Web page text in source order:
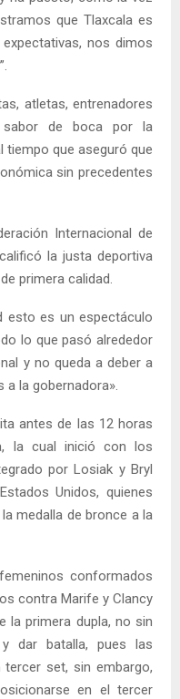
que Tlaxcala es
nos dimos
atletas, entrenadores
de boca por la
tiempo que aseguró que
sin precedentes
Internacional de
la justa deportiva
primera calidad.
esto es un espectáculo
lo que pasó alrededor
y no queda a deber a
la gobernadora».
antes de las 12 horas
la cual inició con los
por Losiak y Bryl
Unidos, quienes
medalla de bronce a la
conformados
contra Marife y Clancy
la primera dupla, no sin
dar batalla, pues las
set, sin embargo,
en el tercer